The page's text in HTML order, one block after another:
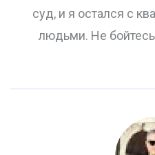
суд, и я остался с
людьми. Не